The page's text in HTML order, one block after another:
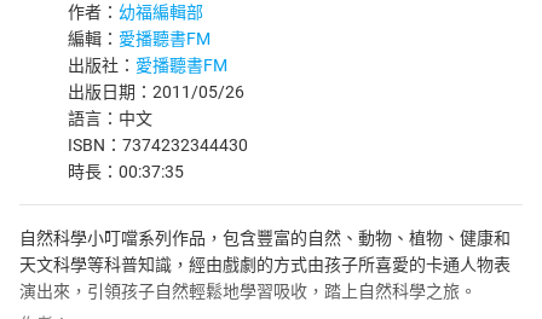
作者： 幼福編輯部
編輯： 愛播聽書FM
出版社： 愛播聽書FM
出版日期：2011/05/26
語言：中文
ISBN：7374232344430
時長：00:37:35
自然科學小叮噹系列作品，包含豐富的自然、動物、植物、健康和
天文科學等科普知識，經由戲劇的方式由孩子所喜愛的卡通人物表
演出來，引領孩子自然輕鬆地學習吸收，踏上自然科學之旅。